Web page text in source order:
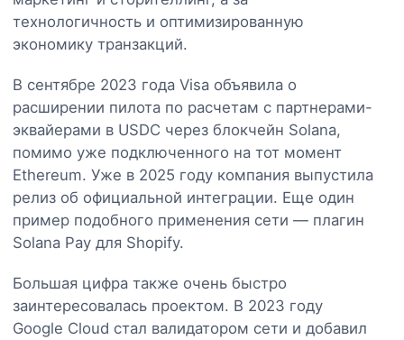
технологичность и оптимизированную
экономику транзакций.
В сентябре 2023 года Visa объявила о
расширении пилота по расчетам с партнерами-
эквайерами в USDC через блокчейн Solana,
помимо уже подключенного на тот момент
Ethereum. Уже в 2025 году компания выпустила
релиз об официальной интеграции. Еще один
пример подобного применения сети — плагин
Solana Pay для Shopify.
Большая цифра также очень быстро
заинтересовалась проектом. В 2023 году
Google Cloud стал валидатором сети и добавил